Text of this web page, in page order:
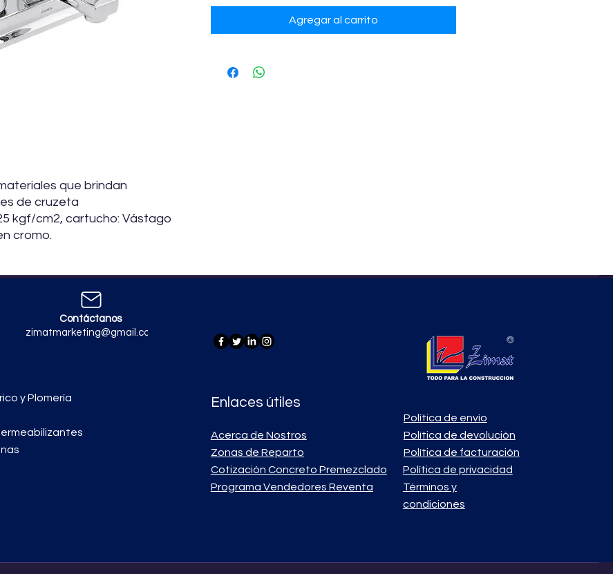
que brindan
de cruzeta
kgf/cm2, cartucho: Vástago
cromo.
Agregar al carrito
Contáctanos
zimatmarketing@gmail.com
y Plomería
Enlaces útiles
Política de envío
Acerca de Nostros
Zonas de Reparto
Cotización Concreto Premezclado
Programa Vendedores Reventa
Política de devolución
Política de facturación
Política de privacidad
Términos y
condiciones